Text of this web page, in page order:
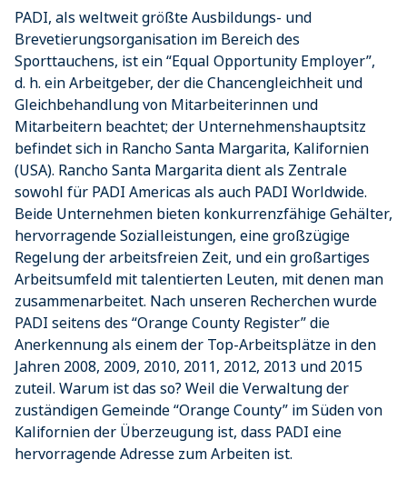
PADI, als weltweit größte Ausbildungs- und
Brevetierungsorganisation im Bereich des
Sporttauchens, ist ein “Equal Opportunity Employer”,
d. h. ein Arbeitgeber, der die Chancengleichheit und
Gleichbehandlung von Mitarbeiterinnen und
Mitarbeitern beachtet; der Unternehmenshauptsitz
befindet sich in Rancho Santa Margarita, Kalifornien
(USA). Rancho Santa Margarita dient als Zentrale
sowohl für PADI Americas als auch PADI Worldwide.
Beide Unternehmen bieten konkurrenzfähige Gehälter,
hervorragende Sozialleistungen, eine großzügige
Regelung der arbeitsfreien Zeit, und ein großartiges
Arbeitsumfeld mit talentierten Leuten, mit denen man
zusammenarbeitet. Nach unseren Recherchen wurde
PADI seitens des “Orange County Register” die
Anerkennung als einem der Top-Arbeitsplätze in den
Jahren 2008, 2009, 2010, 2011, 2012, 2013 und 2015
zuteil. Warum ist das so? Weil die Verwaltung der
zuständigen Gemeinde “Orange County” im Süden von
Kalifornien der Überzeugung ist, dass PADI eine
hervorragende Adresse zum Arbeiten ist.